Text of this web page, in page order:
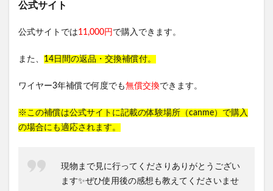
公式サイト
公式サイトでは11,000円 で購入できます。
また、 14日間の返品・交換補償付。
ワイヤー3年補償で何度でも無償交換できます。
※この補償は公式サイトに記載の体験場所（canme）で購入
の場合にも適応されます。
現物まで見に行ってくださりありがとうござい
ます✨ぜひ使用後の感想も教えてくださいませ